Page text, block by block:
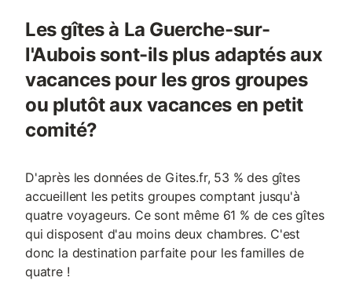
Les gîtes à La Guerche-sur-
l'Aubois sont-ils plus adaptés aux
vacances pour les gros groupes
ou plutôt aux vacances en petit
comité?
D'après les données de Gites.fr, 53 % des gîtes
accueillent les petits groupes comptant jusqu'à
quatre voyageurs. Ce sont même 61 % de ces gîtes
qui disposent d'au moins deux chambres. C'est
donc la destination parfaite pour les familles de
quatre !